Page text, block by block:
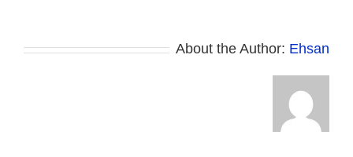
About the Author: Ehsan